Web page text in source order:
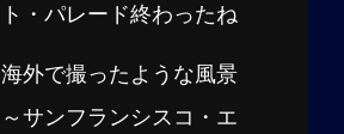
ト・パレード終わったね
海外で撮ったような風景
～サンフランシスコ・エ